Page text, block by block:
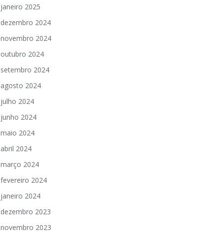
janeiro 2025
dezembro 2024
novembro 2024
outubro 2024
setembro 2024
agosto 2024
julho 2024
junho 2024
maio 2024
abril 2024
março 2024
fevereiro 2024
janeiro 2024
dezembro 2023
novembro 2023